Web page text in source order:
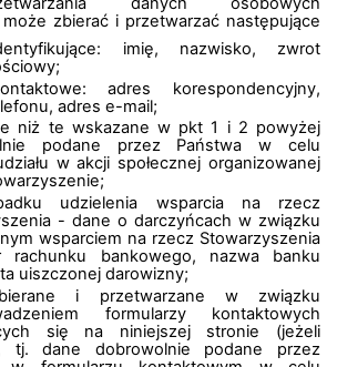
zbierać i przetwarzać następujące
imię, nazwisko, zwrot
adres korespondencyjny,
adres e-mail;
niż te wskazane w pkt 1 i 2 powyżej
podane przez Państwa w celu
w akcji społecznej organizowanej
udzielenia wsparcia na rzecz
- dane o darczyńcach w związku
wsparciem na rzecz Stowarzyszenia
bankowego, nazwa banku
uiszczonej darowizny;
i przetwarzane w związku
formularzy kontaktowych
się na niniejszej stronie (jeżeli
tj. dane dobrowolnie podane przez